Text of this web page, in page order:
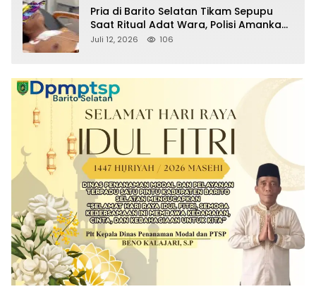
Pria di Barito Selatan Tikam Sepupu
Saat Ritual Adat Wara, Polisi Amankan
Pelaku
Juli 12, 2026 106